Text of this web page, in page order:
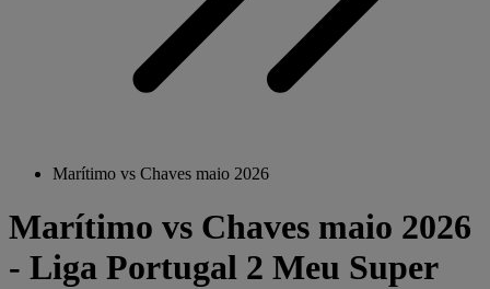
Marítimo vs Chaves maio 2026
Marítimo vs Chaves maio 2026
- Liga Portugal 2 Meu Super